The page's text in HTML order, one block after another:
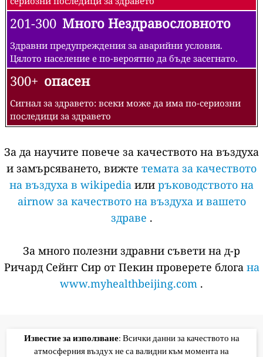
201-300 Много Нездравословното
Здравни предупреждения за аварийни условия.
Цялото население е по-вероятно да бъде засегнато.
300+ опасен
Сигнал за здравето: всеки може да има по-сериозни
последици за здравето
За да научите повече за качеството на въздуха
и замърсяването, вижте темата за качеството
на въздуха в wikipedia или ръководството на
airnow за качеството на въздуха и вашето
здраве .
За много полезни здравни съвети на д-р
Ричард Сейнт Сир от Пекин проверете блога на
www.myhealthbeijing.com .
Известие за използване: Всички данни за качеството на
атмосферния въздух не са валидни към момента на